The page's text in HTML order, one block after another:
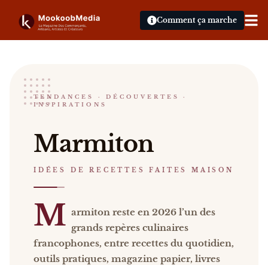
Comment ça marche
Marmiton
IDÉES DE RECETTES FAITES MAISON
Marmiton Marmiton reste en 2026 l’un des
Catalogue :presse, vidéos, livres
TENDANCES · DÉCOUVERTES ·
INSPIRATIONS
Marmiton
IDÉES DE RECETTES FAITES MAISON
M armiton reste en 2026 l’un des
grands repères culinaires
francophones, entre recettes du quotidien,
outils pratiques, magazine papier, livres